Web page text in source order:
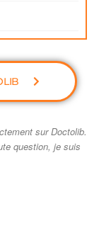
sur Doctolib.
question, je suis